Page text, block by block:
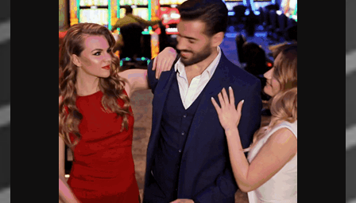
година постоење !
Артета: Мојот Арсенал учи од грешките
Лука Зидан се раздели со Гранада
Џеронимо Рули е нов втор голман на Сити